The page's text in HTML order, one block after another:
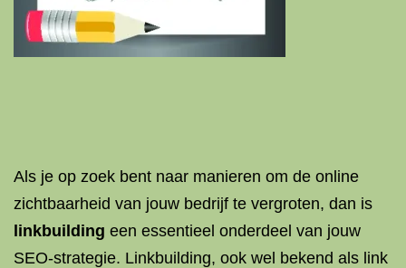
Als je op zoek bent naar manieren om de online
zichtbaarheid van jouw bedrijf te vergroten, dan is
linkbuilding een essentieel onderdeel van jouw
SEO-strategie. Linkbuilding, ook wel bekend als link